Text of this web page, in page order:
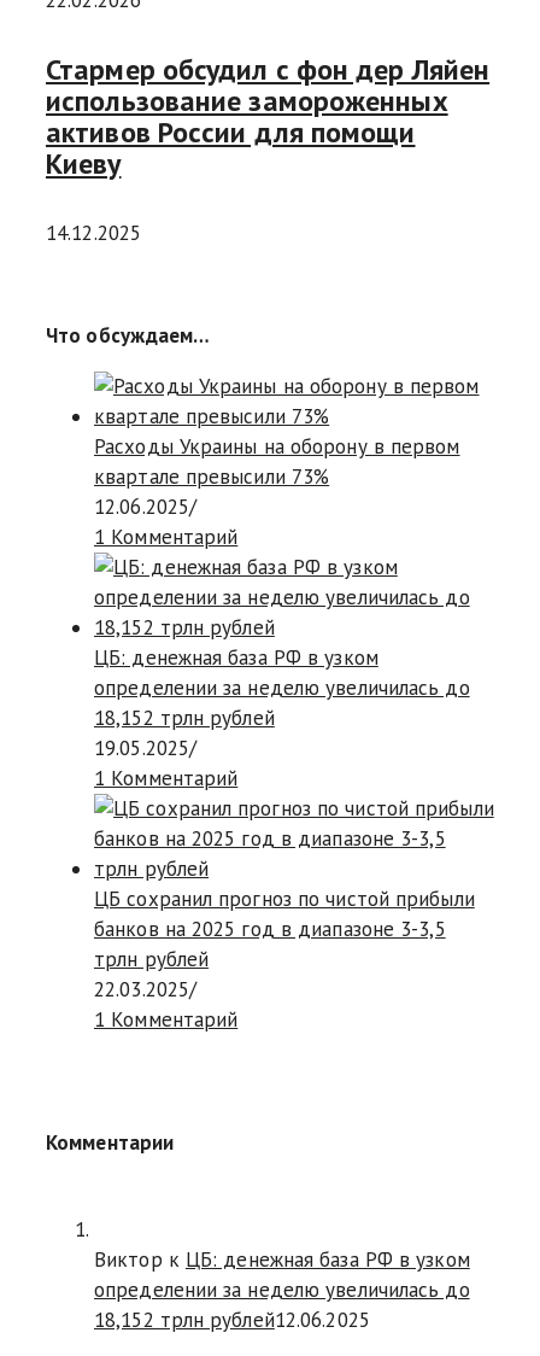
Стармер обсудил с фон дер Ляйен
использование замороженных
активов России для помощи
Киеву
14.12.2025
Что обсуждаем…
Расходы Украины на оборону в первом
квартале превысили 73%
12.06.2025/
1 Комментарий
ЦБ: денежная база РФ в узком
определении за неделю увеличилась до
18,152 трлн рублей
19.05.2025/
1 Комментарий
ЦБ сохранил прогноз по чистой прибыли
банков на 2025 год в диапазоне 3-3,5
трлн рублей
22.03.2025/
1 Комментарий
Комментарии
Виктор к ЦБ: денежная база РФ в узком
определении за неделю увеличилась до
18,152 трлн рублей12.06.2025